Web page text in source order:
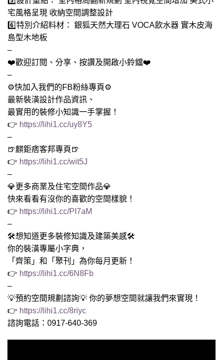
宅風格呈現 收納空間調整設計
6️⃣特別介紹料材： 銀狐天然大理石 VOCA飲水器 實木皮海
島型木地板
–
❤️歡迎訂閱、分享、按讚及開啟小鈴鐺❤️
–
⚙️快加入我們的FB粉絲專頁⚙️
最新裝潢設計作品資訊、
最實用的裝修小知識一手掌握！
👉 https://lihi1.cc/uy8Y5
–
🍺麒鉅痞客邦專頁🍺
👉 https://lihi1.cc/wit5J
–
💎更多商業及住宅空間作品💎
快來看看有沒你的喜歡的空間樣貌！
👉 https://lihi1.cc/PI7aM
–
🛠想知道更多裝修知識及建築美感🛠
你的裝潢專屬小字典，
「齊策」和「聚刊」為你每月更新！
👉 https://lihi1.cc/6N8Fb
–
💡預約空間規劃諮詢💡 你的夢想空間就讓我們來實現！
👉 https://lihi1.cc/8riyc
諮詢電話：0917-640-369